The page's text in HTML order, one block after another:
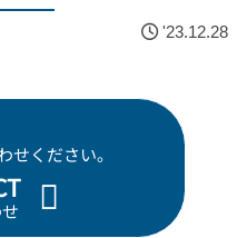
'23.12.28
せください。